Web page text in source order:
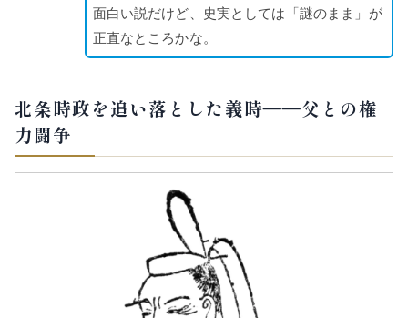
面白い説だけど、史実としては「謎のまま」が
正直なところかな。
北条時政を追い落とした義時——父との権
力闘争